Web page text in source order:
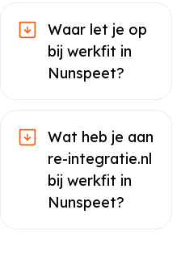
Waar let je op
bij werkfit in
Nunspeet?
Wat heb je aan
re-integratie.nl
bij werkfit in
Nunspeet?